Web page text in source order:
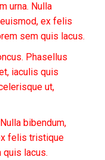
urna. Nulla
ex felis
sem quis lacus.
Phasellus
iaculis quis
ut,
bibendum,
felis tristique
lacus.